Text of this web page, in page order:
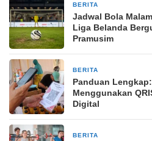
BERITA
Jadwal Bola
Liga Belanda
Pramusim
BERITA
Panduan
Menggunakan
Digital
BERITA